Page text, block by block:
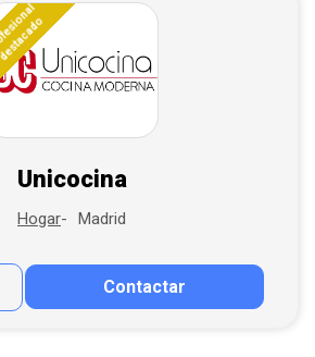
Unicocina
Hogar Madrid
Contactar
Contactar por correo